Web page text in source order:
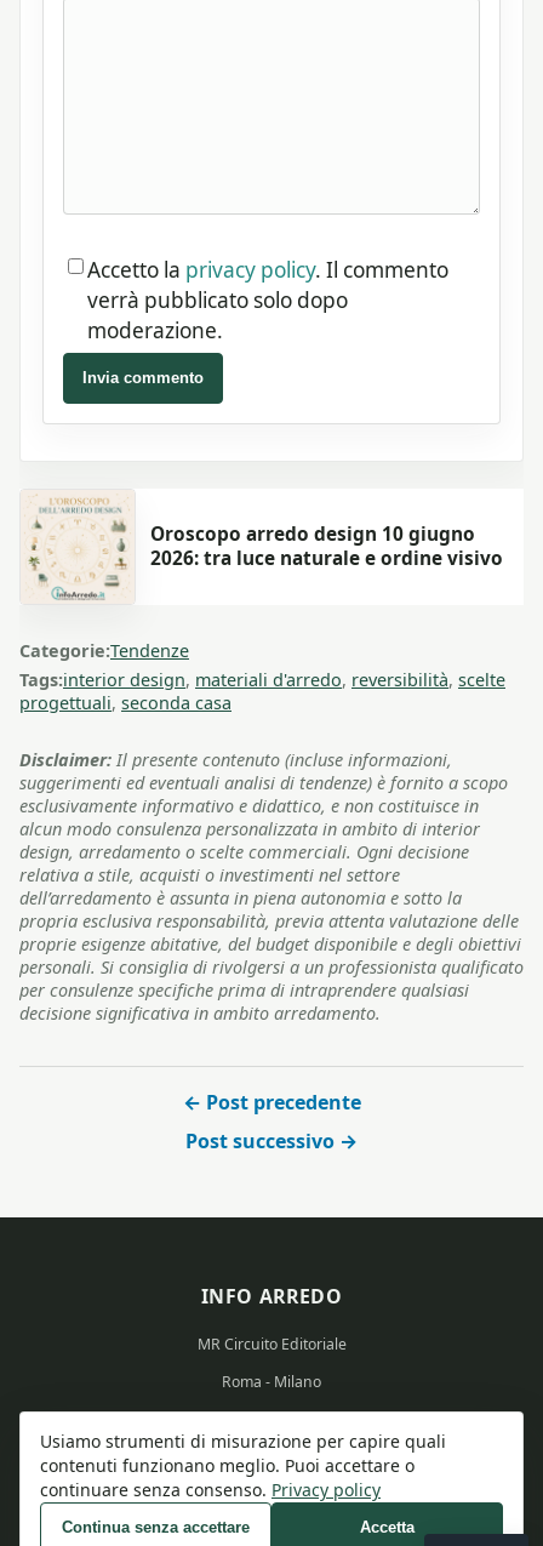
Accetto la privacy policy. Il commento
verrà pubblicato solo dopo
moderazione.
Invia commento
Oroscopo arredo design 10 giugno
2026: tra luce naturale e ordine visivo
Categorie:Tendenze
Tags:interior design, materiali d'arredo, reversibilità, scelte
progettuali, seconda casa
Disclaimer: Il presente contenuto (incluse informazioni,
suggerimenti ed eventuali analisi di tendenze) è fornito a scopo
esclusivamente informativo e didattico, e non costituisce in
alcun modo consulenza personalizzata in ambito di interior
design, arredamento o scelte commerciali. Ogni decisione
relativa a stile, acquisti o investimenti nel settore
dell’arredamento è assunta in piena autonomia e sotto la
propria esclusiva responsabilità, previa attenta valutazione delle
proprie esigenze abitative, del budget disponibile e degli obiettivi
personali. Si consiglia di rivolgersi a un professionista qualificato
per consulenze specifiche prima di intraprendere qualsiasi
decisione significativa in ambito arredamento.
← Post precedente
Post successivo →
INFO ARREDO
MR Circuito Editoriale
Roma - Milano
Partita IVA: 15569351008
© 2026 Info Arredo - Tutti i diritti riservati.
Usiamo strumenti di misurazione per capire quali
contenuti funzionano meglio. Puoi accettare o
continuare senza consenso. Privacy policy
Continua senza accettare Accetta